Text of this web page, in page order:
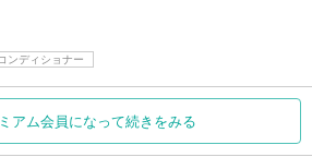
ンディショナー
アム会員になって続きをみる